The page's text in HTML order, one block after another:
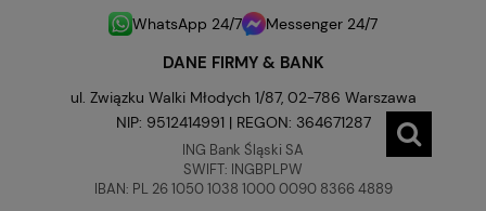
WhatsApp 24/7
Messenger 24/7
DANE FIRMY & BANK
ul. Związku Walki Młodych 1/87, 02-786 Warszawa
NIP: 9512414991 | REGON: 364671287
ING Bank Śląski SA
SWIFT: INGBPLPW
IBAN: PL 26 1050 1038 1000 0090 8366 4889